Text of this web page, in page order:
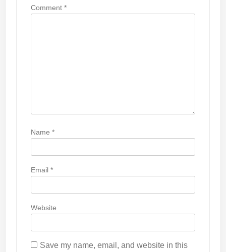
Comment *
Name *
Email *
Website
Save my name, email, and website in this